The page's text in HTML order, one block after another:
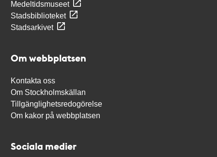
Medeltidsmuseet
Stadsbiblioteket
Stadsarkivet
Om webbplatsen
Kontakta oss
Om Stockholmskällan
Tillgänglighetsredogörelse
Om kakor på webbplatsen
Sociala medier